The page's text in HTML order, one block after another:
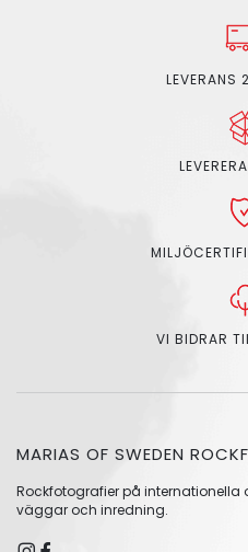
LEVERANS
VI BIDRAR
MARIAS OF SWEDEN
Rockfotografier på internationella
väggar och inredning.